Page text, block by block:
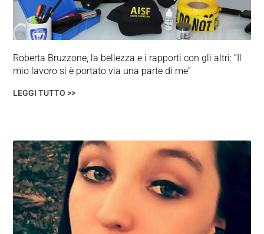
Roberta Bruzzone, la bellezza e i rapporti con gli altri: “Il
mio lavoro si è portato via una parte di me”
LEGGI TUTTO >>